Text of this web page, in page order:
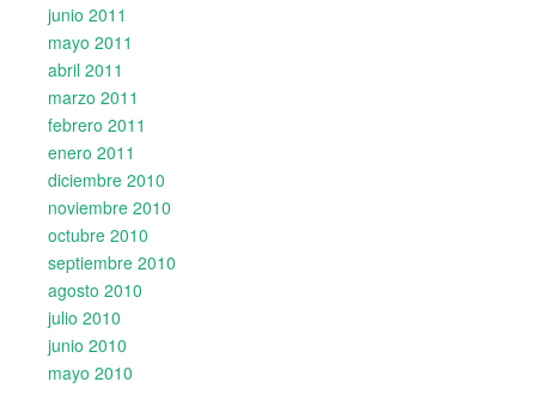
junio 2011
mayo 2011
abril 2011
marzo 2011
febrero 2011
enero 2011
diciembre 2010
noviembre 2010
octubre 2010
septiembre 2010
agosto 2010
julio 2010
junio 2010
mayo 2010